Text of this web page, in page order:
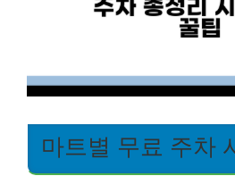
마트별 무료 주차